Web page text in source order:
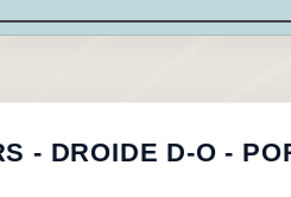
- DROIDE D-O -